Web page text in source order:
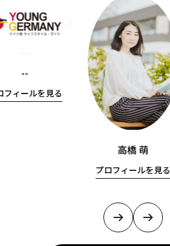
--
フィールを見る
高橋 萌
プロフィールを見る